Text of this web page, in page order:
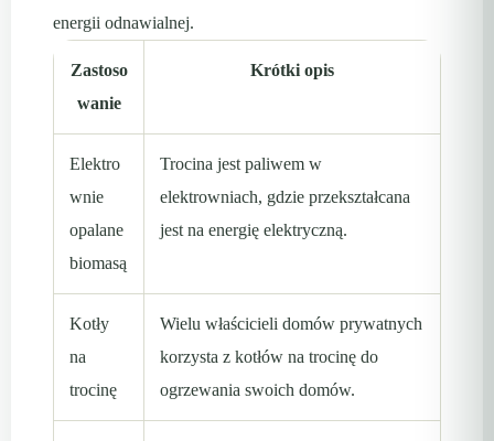
energii odnawialnej.
Zastoso
wanie
Krótki opis
Elektro
wnie
opalane
biomasą
Trocina jest paliwem w
elektrowniach, gdzie przekształcana
jest na energię elektryczną.
Kotły
na
trocinę
Wielu właścicieli domów prywatnych
korzysta z kotłów na trocinę do
ogrzewania swoich domów.